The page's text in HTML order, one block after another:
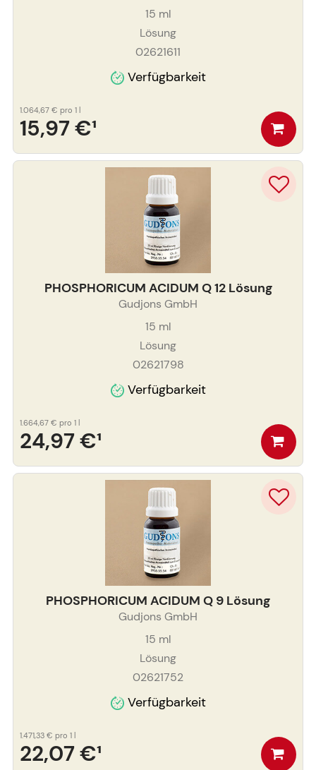
15 ml
Lösung
02621611
Verfügbarkeit
15,97 €¹
1.064,67 € pro 1 l
PHOSPHORICUM ACIDUM Q 12 Lösung
Gudjons GmbH
15 ml
Lösung
02621798
Verfügbarkeit
24,97 €¹
1.664,67 € pro 1 l
PHOSPHORICUM ACIDUM Q 9 Lösung
Gudjons GmbH
15 ml
Lösung
02621752
Verfügbarkeit
22,07 €¹
1.471,33 € pro 1 l